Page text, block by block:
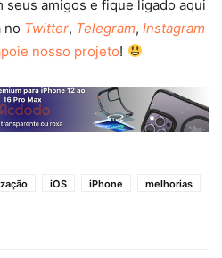
seus amigos e fique ligado aqui
no Twitter, Telegram, Instagram
nosso projeto!
iOS iPhone
melhorias